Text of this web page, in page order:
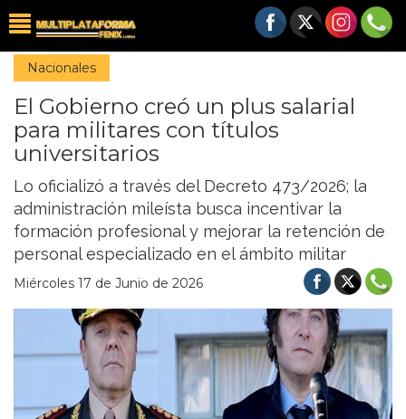
Nacionales
El Gobierno creó un plus salarial
para militares con títulos
universitarios
Lo oficializó a través del Decreto 473/2026; la
administración mileísta busca incentivar la
formación profesional y mejorar la retención de
personal especializado en el ámbito militar
Miércoles 17 de Junio de 2026